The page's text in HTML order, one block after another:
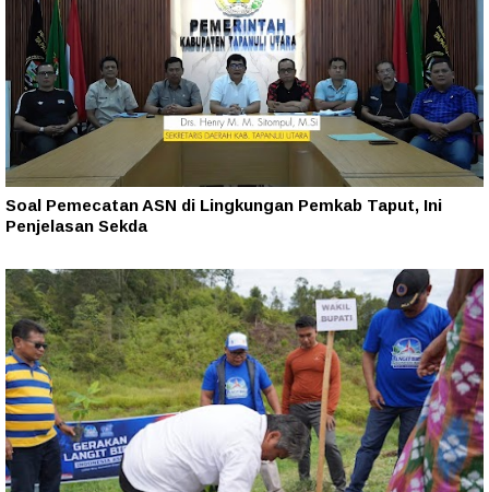
Soal Pemecatan ASN di Lingkungan Pemkab Taput, Ini
Penjelasan Sekda